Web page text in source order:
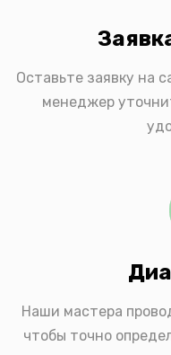
Оставьте заявку на
менеджер
Наши мастера
чтобы точно